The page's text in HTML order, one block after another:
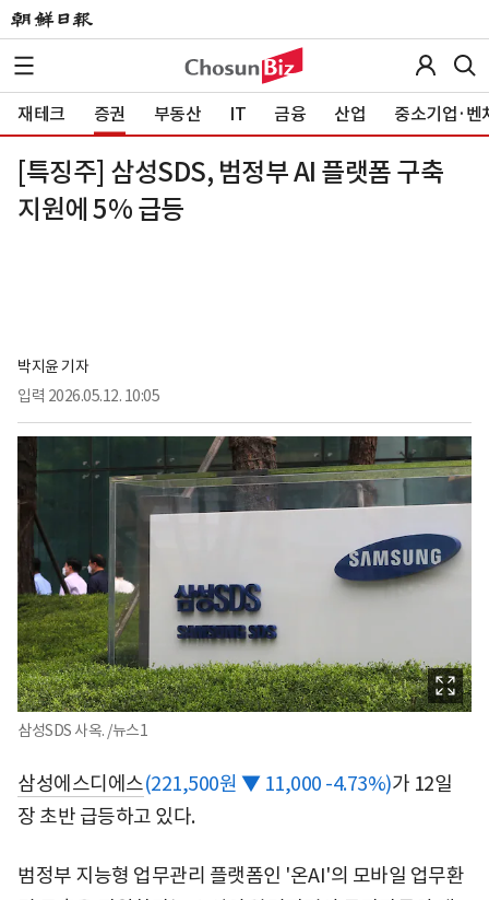
재테크 증권 부동산 IT 금융 산업 중소기업·벤
[특징주] 삼성SDS, 범정부 AI 플랫폼 구축
지원에 5% 급등
박지윤 기자
입력 2026.05.12. 10:05
삼성SDS 사옥. /뉴스1
삼성에스디에스(221,500원 ▼ 11,000 -4.73%)가 12일
장 초반 급등하고 있다.
범정부 지능형 업무관리 플랫폼인 '온AI'의 모바일 업무환